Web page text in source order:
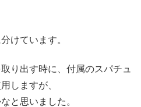
けています。
り出す時に、付属のスパチュ
しますが、
と思いました。